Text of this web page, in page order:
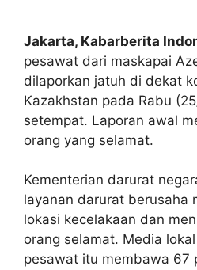
Jakarta, Kabarberita
pesawat dari maskapai
dilaporkan jatuh di dekat
Kazakhstan pada Rabu
setempat. Laporan awal
orang yang selamat.
Kementerian darurat
layanan darurat berusaha
lokasi kecelakaan dan
orang selamat. Media
pesawat itu membawa 67